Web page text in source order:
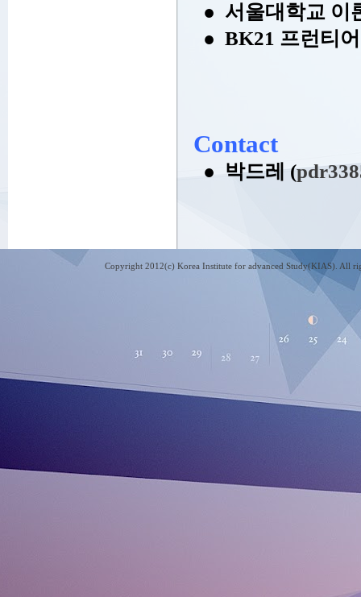
● 서울대학교 이
● BK21 프런티
Contact
● 박드레 (
Copyright 2012(c) Korea Institute for advanced Study(KIAS). All